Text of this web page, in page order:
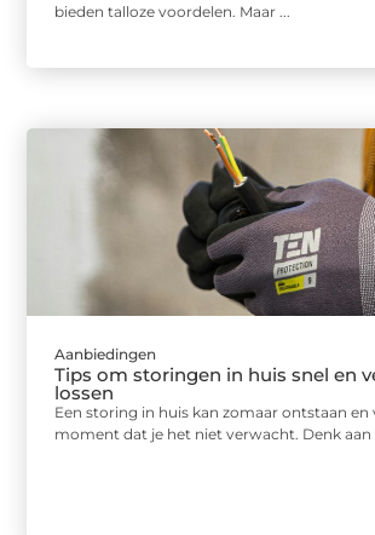
bieden talloze voordelen. Maar ...
Aanbiedingen
Tips om storingen in huis snel en
lossen
Een storing in huis kan zomaar ontstaan en
moment dat je het niet verwacht. Denk aan